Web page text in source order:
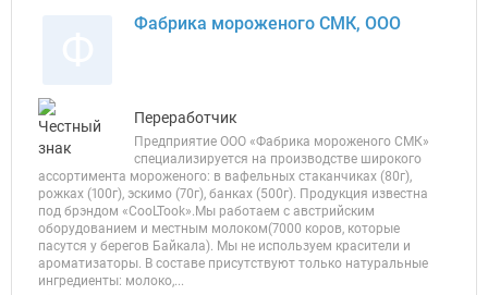
Фабрика мороженого СМК, ООО
Переработчик
Предприятие ООО «Фабрика мороженого СМК»
специализируется на производстве широкого
ассортимента мороженого: в вафельных стаканчиках (80г),
рожках (100г), эскимо (70г), банках (500г). Продукция известна
под брэндом «CooLTook».Мы работаем с австрийским
оборудованием и местным молоком(7000 коров, которые
пасутся у берегов Байкала). Мы не используем красители и
ароматизаторы. В составе присутствуют только натуральные
ингредиенты: молоко,...